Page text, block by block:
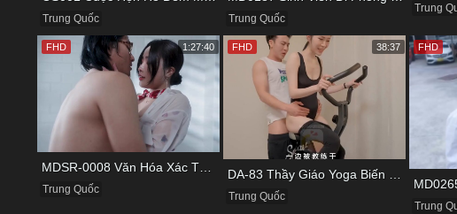
Trung Quốc Trung Quốc
Trung
Trung Quốc
FHD 1:27:40
DA-83 Thầy Giáo Yoga Biến Thái Ép Nữ Học Viên Vừa Đạp Xe Vừa Nhún
Trung Quốc
FHD 38:37
Trung
FHD